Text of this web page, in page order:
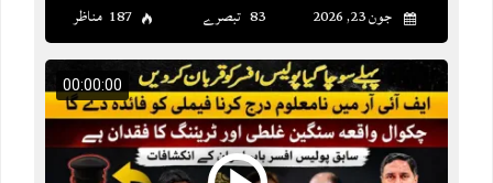
جون 23, 2026 83 تبصرے 187 مناظر
00:00:00